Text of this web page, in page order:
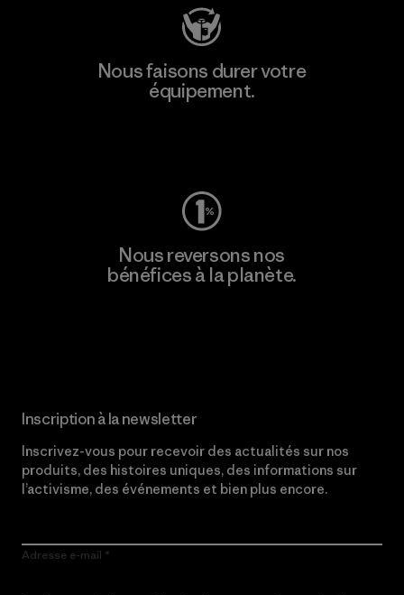
Nous faisons durer votre
équipement.
Nous reversons nos
bénéfices à la planète.
Inscription à la newsletter
Inscrivez-vous pour recevoir des actualités sur nos
produits, des histoires uniques, des informations sur
l’activisme, des événements et bien plus encore.
Adresse e-mail